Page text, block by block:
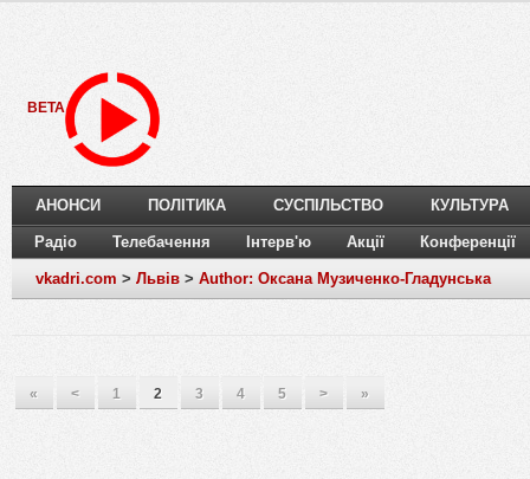
BETA
АНОНСИ ПОЛІТИКА СУСПІЛЬСТВО КУЛЬТУРА
Радіо Телебачення Інтерв'ю Акції Конференції
vkadri.com > Львів > Author: Оксана Музиченко-Гладунська
« < 1 2 3 4 5 > »